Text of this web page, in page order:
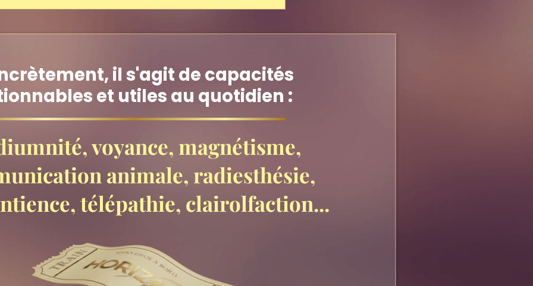
il s'agit de capacités
et utiles au quotidien :
voyance, magnétisme,
animale, radiesthésie,
télépathie, clairolfaction...